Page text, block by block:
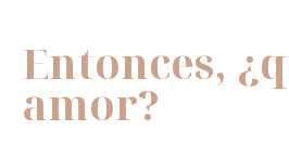
Entonces,
amor?